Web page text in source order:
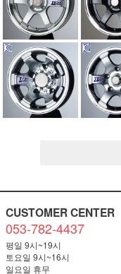
CUSTOMER CENTER
053-782-4437
평일 9시~19시
토요일 9시~16시
일요일 휴무